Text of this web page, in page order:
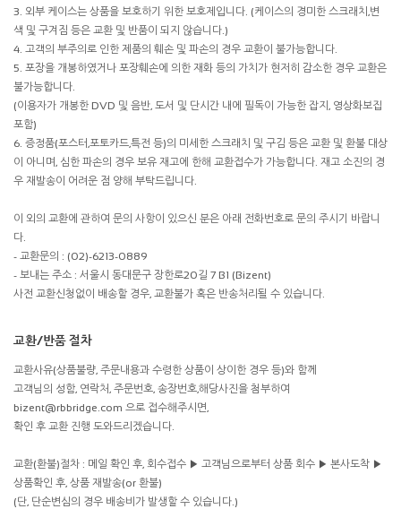
3. 외부 케이스는 상품을 보호하기 위한 보호제입니다. (케이스의 경미한 스크래치,변
색 및 구겨짐 등은 교환 및 반품이 되지 않습니다.)
4. 고객의 부주의로 인한 제품의 훼손 및 파손의 경우 교환이 불가능합니다.
5. 포장을 개봉하였거나 포장훼손에 의한 재화 등의 가치가 현저히 감소한 경우 교환은
불가능합니다.
(이용자가 개봉한 DVD 및 음반, 도서 및 단시간 내에 필독이 가능한 잡지, 영상화보집
포함)
6. 증정품(포스터,포토카드,특전 등)의 미세한 스크래치 및 구김 등은 교환 및 환불 대상
이 아니며, 심한 파손의 경우 보유 재고에 한해 교환접수가 가능합니다. 재고 소진의 경
우 재발송이 어려운 점 양해 부탁드립니다.
이 외의 교환에 관하여 문의 사항이 있으신 분은 아래 전화번호로 문의 주시기 바랍니
다.
- 교환문의 : (02)-6213-0889
- 보내는 주소 : 서울시 동대문구 장한로20길 7 B1 (Bizent)
사전 교환신청없이 배송할 경우, 교환불가 혹은 반송처리될 수 있습니다.
교환/반품 절차
교환사유(상품불량, 주문내용과 수령한 상품이 상이한 경우 등)와 함께
고객님의 성함, 연락처, 주문번호, 송장번호,해당사진을 첨부하여
bizent@rbbridge.com 으로 접수해주시면,
확인 후 교환 진행 도와드리겠습니다.
교환(환불)절차 : 메일 확인 후, 회수접수 ▶ 고객님으로부터 상품 회수 ▶ 본사도착 ▶
상품확인 후, 상품 재발송(or 환불)
(단, 단순변심의 경우 배송비가 발생할 수 있습니다.)